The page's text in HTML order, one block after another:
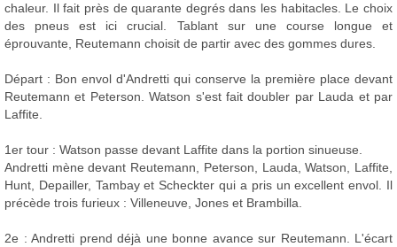
chaleur. Il fait près de quarante degrés dans les habitacles. Le choix
des pneus est ici crucial. Tablant sur une course longue et
éprouvante, Reutemann choisit de partir avec des gommes dures.
Départ : Bon envol d'Andretti qui conserve la première place devant
Reutemann et Peterson. Watson s'est fait doubler par Lauda et par
Laffite.
1er tour : Watson passe devant Laffite dans la portion sinueuse.
Andretti mène devant Reutemann, Peterson, Lauda, Watson, Laffite,
Hunt, Depailler, Tambay et Scheckter qui a pris un excellent envol. Il
précède trois furieux : Villeneuve, Jones et Brambilla.
2e : Andretti prend déjà une bonne avance sur Reutemann. L'écart